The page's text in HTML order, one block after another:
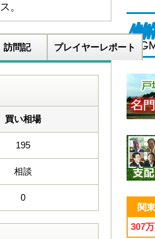
。
訪問記 プレイヤーレポート
買い相場
195
相談
0
関
307